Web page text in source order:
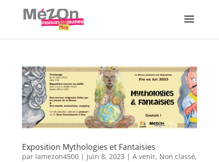
Exposition Mythologies et Fantaisies
par lamezon4500| Juin 8, 2023 | A venir, Non classé,